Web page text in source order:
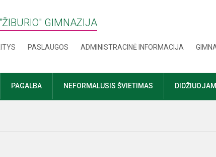
GIMNAZIJA
PASLAUGOS ADMINISTRACINĖ INFORMACIJA
PAGALBA NEFORMALUSIS ŠVIETIMAS